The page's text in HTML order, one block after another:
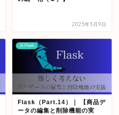
2025年3月9日
11-Flask
Flask（Part.14）｜ 【商品デ
ータの編集と削除機能の実